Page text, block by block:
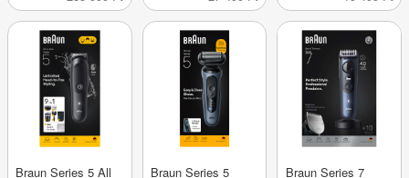
készülék PL5210
/gold - 1 db
- 1 db
Braun Series 5 All
Braun Series 5
Braun Series 7